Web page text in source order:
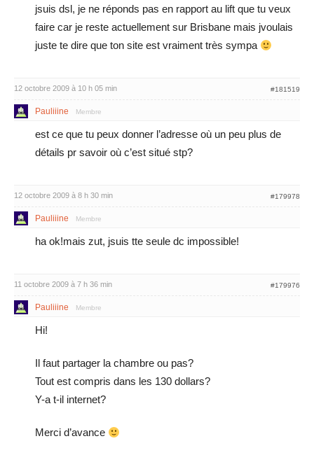
jsuis dsl, je ne réponds pas en rapport au lift que tu veux
faire car je reste actuellement sur Brisbane mais jvoulais
juste te dire que ton site est vraiment très sympa
12 octobre 2009 à 10 h 05 min #181519
Pauliiine Membre
est ce que tu peux donner l’adresse où un peu plus de
détails pr savoir où c’est situé stp?
12 octobre 2009 à 8 h 30 min #179978
Pauliiine Membre
ha ok!mais zut, jsuis tte seule dc impossible!
11 octobre 2009 à 7 h 36 min #179976
Pauliiine Membre
Hi!
Il faut partager la chambre ou pas?
Tout est compris dans les 130 dollars?
Y-a t-il internet?
Merci d’avance